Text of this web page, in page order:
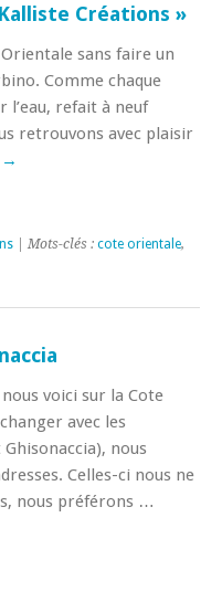
Créations »
sans faire un
Comme chaque
l’eau, refait à neuf
retrouvons avec plaisir
→
| Mots-clés : cote orientale,
voici sur la Cote
avec les
nous
Celles-ci nous ne
nous préférons …